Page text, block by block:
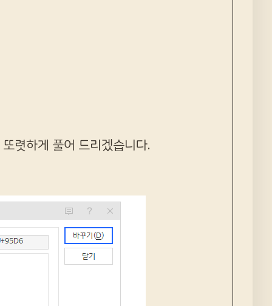
렷하게 풀어 드리겠습니다.